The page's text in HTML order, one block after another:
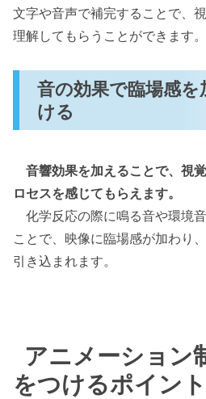
文字や音声で補完することで、
理解してもらうことができます。
音の効果で臨場感を
ける
音響効果を加えることで、視
ロセスを感じてもらえます。
化学反応の際に鳴る音や環境
ことで、映像に臨場感が加わり
引き込まれます。
アニメーション
をつけるポイント